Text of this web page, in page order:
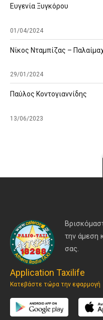
Ευγενία Ξυγκόρου
01/04/2024
Νίκος Νταμπίζας –
29/01/2024
Παύλος Κοντογιαννίδης
13/06/2023
την άμεση
σας.
Application Taxilife
Κατεβάστε τώρα την εφαρμογή